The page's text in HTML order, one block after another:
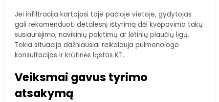
Jei infiltracija kartojasi toje pačioje vietoje, gydytojas
gali rekomenduoti detalesnį ištyrimą dėl kvėpavimo takų
susiaurėjimo, navikinių pakitimų ar lėtinių plaučių ligų.
Tokia situacija dažniausiai reikalauja pulmonologo
konsultacijos ir krūtinės ląstos KT.
Veiksmai gavus tyrimo
atsakymą